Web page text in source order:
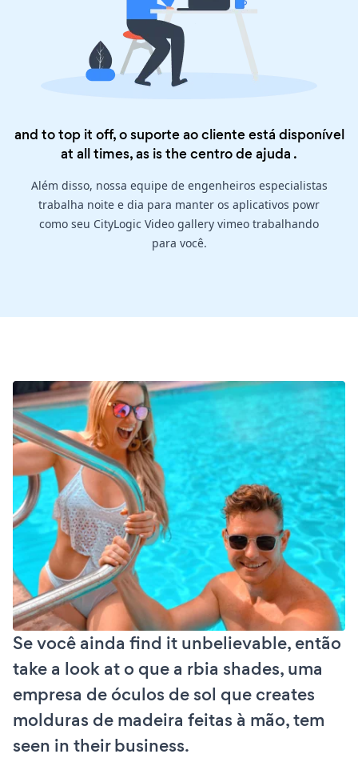
and to top it off, o suporte ao cliente está disponível
at all times, as is thecentro de ajuda .
Além disso, nossa equipe de engenheiros especialistas
trabalha noite e dia para manter os aplicativos powr
como seu CityLogic Video gallery vimeo trabalhando
para você.
Se você ainda find it unbelievable, então
take a look at o que a rbia shades, uma
empresa de óculos de sol que creates
molduras de madeira feitas à mão, tem
seen in their business.